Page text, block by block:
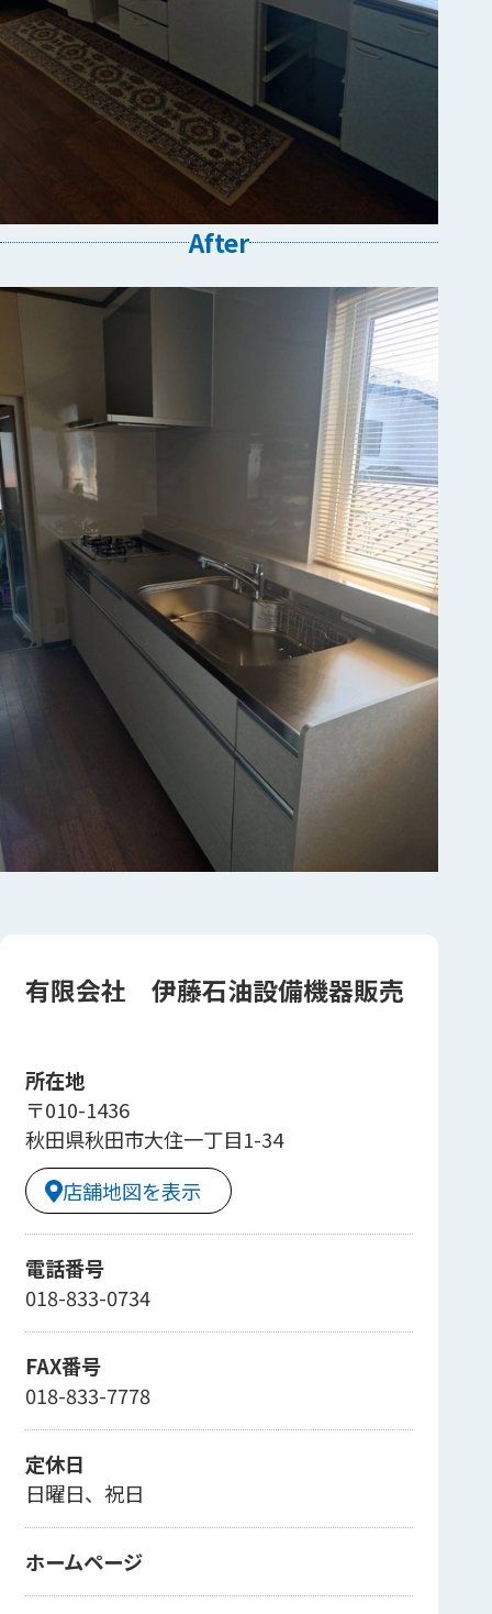
After
有限会社 伊藤石油設備機器販売
所在地
〒010-1436
秋田県秋田市大住一丁目1-34
店舗地図を表示
電話番号
018-833-0734
FAX番号
018-833-7778
定休日
日曜日、祝日
ホームページ